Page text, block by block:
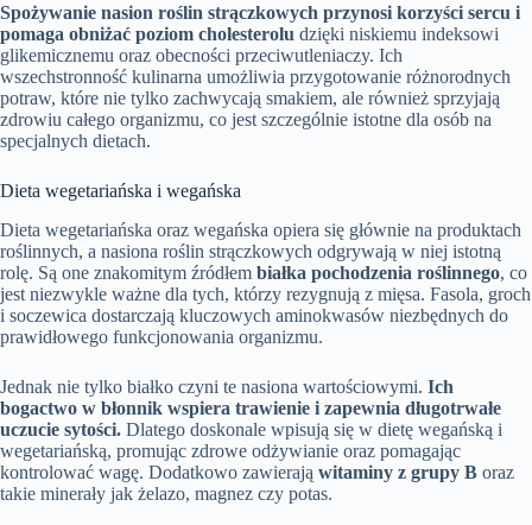
Spożywanie nasion roślin strączkowych przynosi korzyści sercu i
pomaga obniżać poziom cholesterolu dzięki niskiemu indeksowi
glikemicznemu oraz obecności przeciwutleniaczy. Ich
wszechstronność kulinarna umożliwia przygotowanie różnorodnych
potraw, które nie tylko zachwycają smakiem, ale również sprzyjają
zdrowiu całego organizmu, co jest szczególnie istotne dla osób na
specjalnych dietach.
Dieta wegetariańska i wegańska
Dieta wegetariańska oraz wegańska opiera się głównie na produktach
roślinnych, a nasiona roślin strączkowych odgrywają w niej istotną
rolę. Są one znakomitym źródłem białka pochodzenia roślinnego, co
jest niezwykle ważne dla tych, którzy rezygnują z mięsa. Fasola, groch
i soczewica dostarczają kluczowych aminokwasów niezbędnych do
prawidłowego funkcjonowania organizmu.
Jednak nie tylko białko czyni te nasiona wartościowymi. Ich
bogactwo w błonnik wspiera trawienie i zapewnia długotrwałe
uczucie sytości. Dlatego doskonale wpisują się w dietę wegańską i
wegetariańską, promując zdrowe odżywianie oraz pomagając
kontrolować wagę. Dodatkowo zawierają witaminy z grupy B oraz
takie minerały jak żelazo, magnez czy potas.